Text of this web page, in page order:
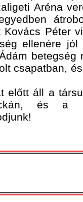
Aréna
Péter
ellenére jól
betegség
csapatban,
előtt áll a
és a